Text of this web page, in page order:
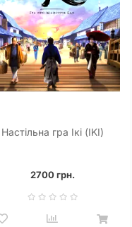
Настільна гра Ікі (IKI)
2700 грн.